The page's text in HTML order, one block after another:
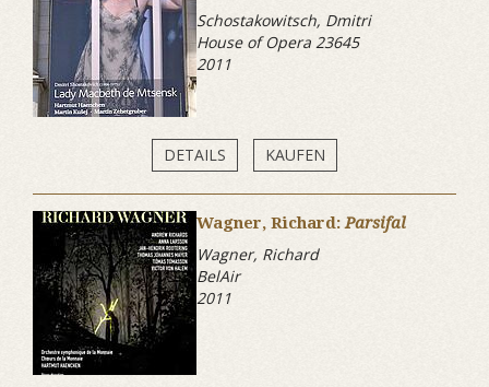
Schostakowitsch, Dmitri
House of Opera 23645
2011
DETAILS KAUFEN
Wagner, Richard:Parsifal
Wagner, Richard
BelAir
2011